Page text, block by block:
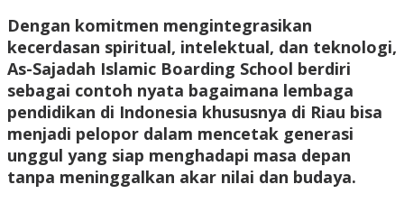
Dengan komitmen mengintegrasikan
kecerdasan spiritual, intelektual, dan teknologi,
As-Sajadah Islamic Boarding School berdiri
sebagai contoh nyata bagaimana lembaga
pendidikan di Indonesia khususnya di Riau bisa
menjadi pelopor dalam mencetak generasi
unggul yang siap menghadapi masa depan
tanpa meninggalkan akar nilai dan budaya.